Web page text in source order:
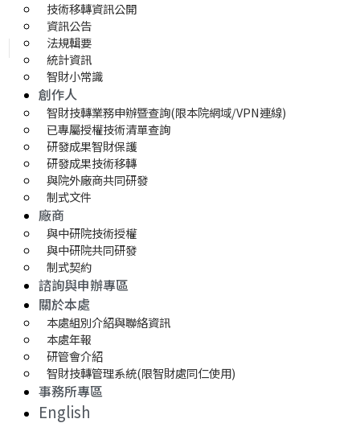
技術移轉資訊公開
資訊公告
法規輯要
統計資訊
智財小常識
創作人
智財技轉業務申辦暨查詢(限本院網域/VPN連線)
已專屬授權技術清單查詢
研發成果智財保護
研發成果技術移轉
與院外廠商共同研發
制式文件
廠商
與中研院技術授權
與中研院共同研發
制式契約
諮詢與申辦專區
關於本處
本處組別介紹與聯絡資訊
本處年報
研管會介紹
智財技轉管理系統(限智財處同仁使用)
事務所專區
English